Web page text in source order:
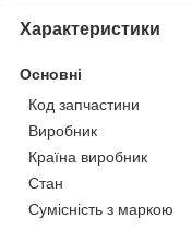
Характеристики
Основні
Код запчастини
Виробник
Країна виробник
Стан
Сумісність з маркою